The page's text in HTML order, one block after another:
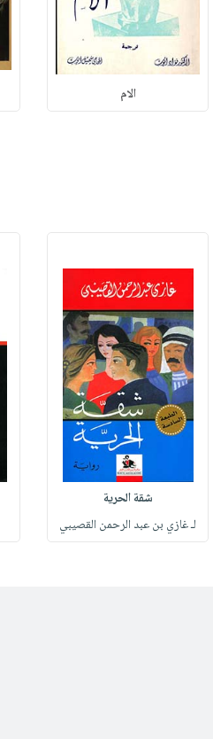
الام
شقة الحرية
لـ غازي بن عبد الرحمن القصيبي